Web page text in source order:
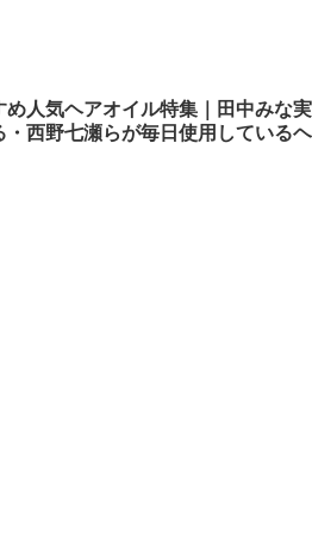
人気ヘアオイル特集｜田中みな実
西野七瀬らが毎日使用している